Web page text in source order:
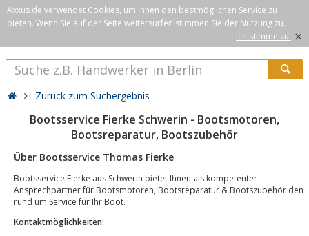
Axxus.de verwendet Cookies, um Ihnen den bestmöglichen Service zu
bieten. Wenn Sie auf der Seite weitersurfen stimmen Sie der Nutzung zu.
Ich stimme zu. ×
Zurück zum Suchergebnis
Bootsservice Fierke Schwerin - Bootsmotoren,
Bootsreparatur, Bootszubehör
Über Bootsservice Thomas Fierke
Bootsservice Fierke aus Schwerin bietet Ihnen als kompetenter
Ansprechpartner für Bootsmotoren, Bootsreparatur & Bootszubehör den
rund um Service für Ihr Boot.
Kontaktmöglichkeiten: